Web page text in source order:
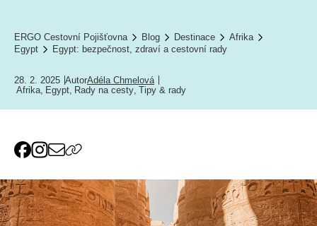
ERGO Cestovní Pojišťovna Blog Destinace
Afrika
Egypt
Egypt: bezpečnost, zdraví a cestovní rady
28. 2. 2025 AutorAdéla Chmelová
Afrika, Egypt, Rady na cesty, Tipy & rady